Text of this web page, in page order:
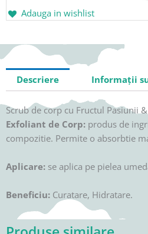
Adauga in wishlist
Descriere Informații
Scrub de corp cu Fructul Pasiunii
Exfoliant de Corp: produs de
compozitie. Permite o absorbtie
Aplicare: se aplica pe pielea
Beneficiu: Curatare, Hidratare.